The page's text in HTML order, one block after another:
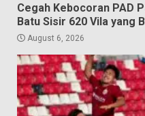
Cegah Kebocoran PAD
Batu Sisir 620 Vila yang
August 6, 2026